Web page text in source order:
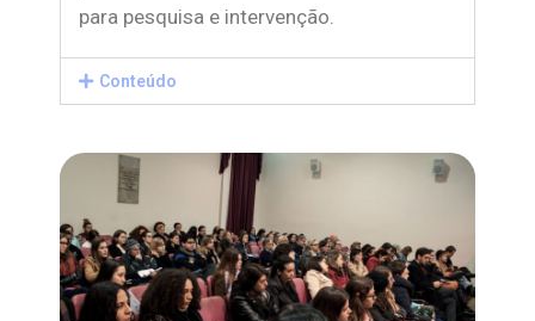
para pesquisa e intervenção.
Conteúdo